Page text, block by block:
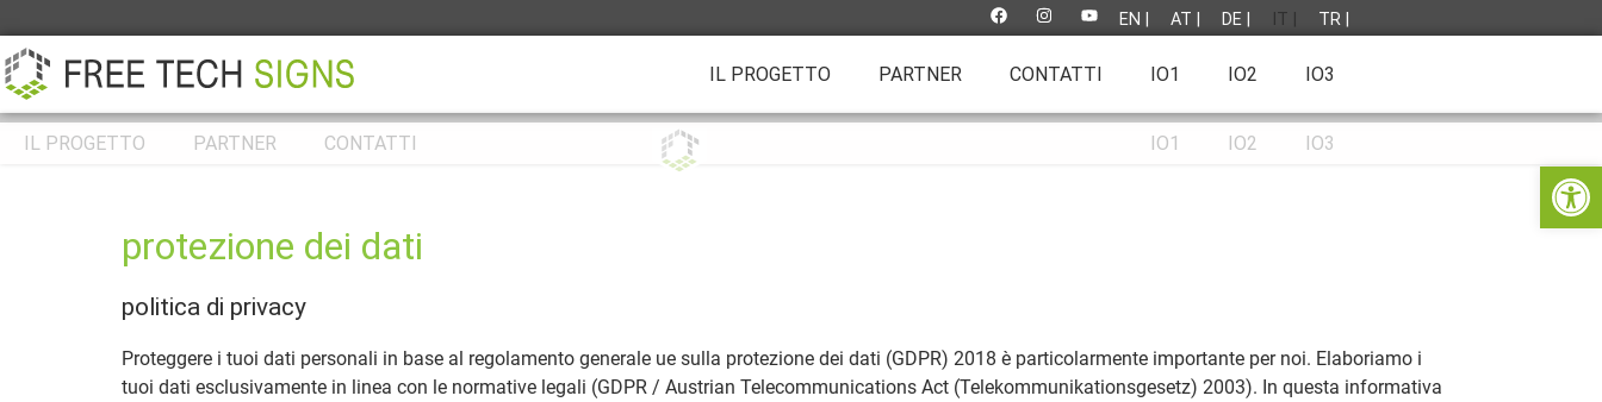
Apri la
EN | AT | DE | IT | TR |
IL PROGETTO PARTNER CONTATTI IO1 IO2 IO3
IL PROGETTO PARTNER CONTATTI IO1 IO2 IO3
protezione dei dati
politica di privacy
Proteggere i tuoi dati personali in base al regolamento generale ue sulla protezione dei dati (GDPR) 2018 è particolarmente importante per noi. Elaboriamo i
tuoi dati esclusivamente in linea con le normative legali (GDPR / Austrian Telecommunications Act (Telekommunikationsgesetz) 2003). In questa informativa